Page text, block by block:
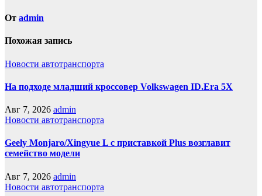
От admin
Похожая запись
Новости автотранспорта
На подходе младший кроссовер Volkswagen ID.Era 5X
Авг 7, 2026 admin
Новости автотранспорта
Geely Monjaro/Xingyue L с приставкой Plus возглавит
семейство модели
Авг 7, 2026 admin
Новости автотранспорта